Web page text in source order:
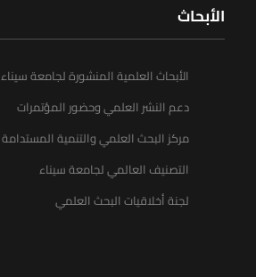
الأبحاث
الأبحاث العلمية المنشورة لجامعة سيناء
دعم النشر العلمي وحضور المؤتمرات
مركز البحث العلمي والتنمية المستدامة
التصنيف العالمي لجامعة سيناء
لجنة أخلاقيات البحث العلمي